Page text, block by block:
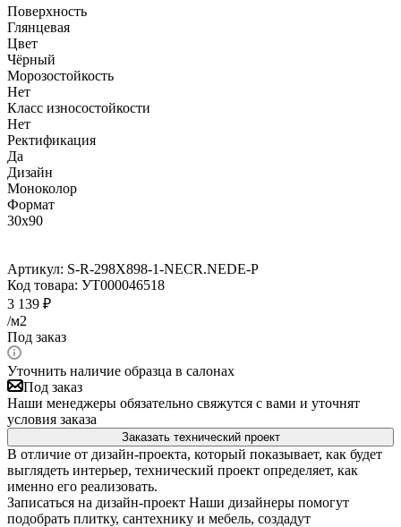
Поверхность
Глянцевая
Цвет
Чёрный
Морозостойкость
Нет
Класс износостойкости
Нет
Ректификация
Да
Дизайн
Моноколор
Формат
30x90
Артикул: S-R-298X898-1-NECR.NEDE-P
Код товара: УТ000046518
3 139 ₽
/м2
Под заказ
Уточнить наличие образца в салонах
Под заказ
Наши менеджеры обязательно свяжутся с вами и уточнят
условия заказа
Заказать технический проект
В отличие от дизайн-проекта, который показывает, как будет
выглядеть интерьер, технический проект определяет, как
именно его реализовать.
Записаться на дизайн-проект Наши дизайнеры помогут
подобрать плитку, сантехнику и мебель, создадут